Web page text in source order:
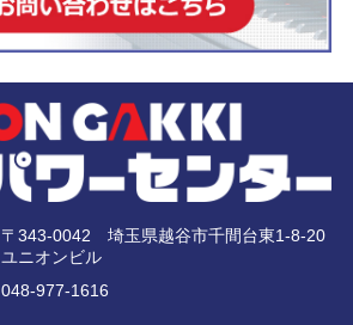
〒343-0042 埼玉県越谷市千間台東1-8-20
ユニオンビル
048-977-1616